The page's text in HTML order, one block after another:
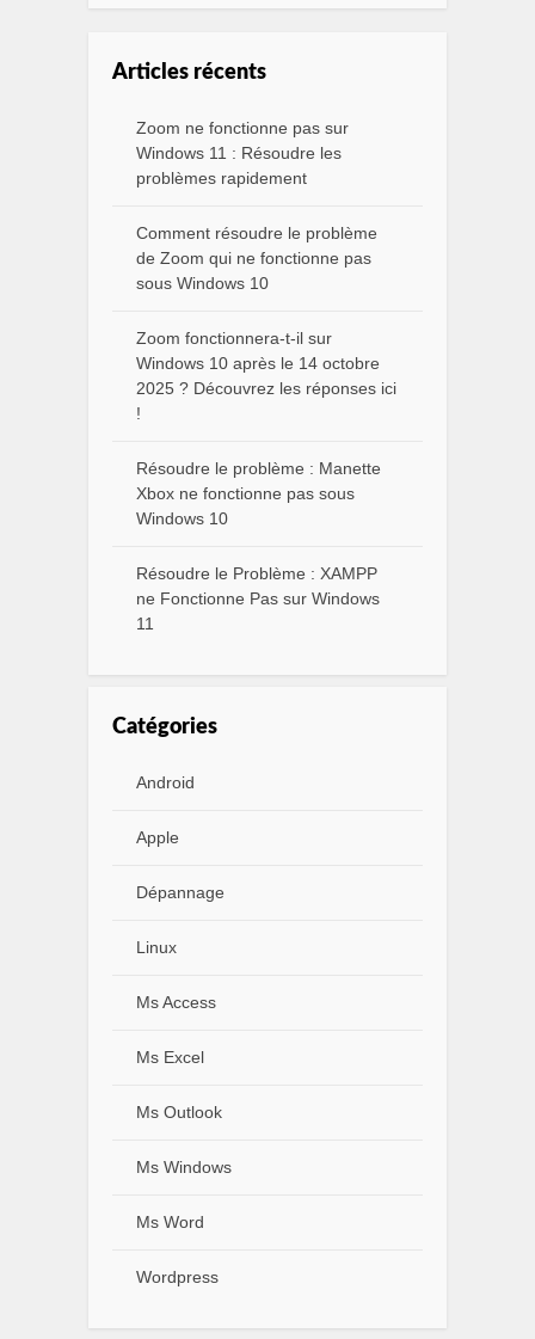
Articles récents
Zoom ne fonctionne pas sur
Windows 11 : Résoudre les
problèmes rapidement
Comment résoudre le problème
de Zoom qui ne fonctionne pas
sous Windows 10
Zoom fonctionnera-t-il sur
Windows 10 après le 14 octobre
2025 ? Découvrez les réponses ici
!
Résoudre le problème : Manette
Xbox ne fonctionne pas sous
Windows 10
Résoudre le Problème : XAMPP
ne Fonctionne Pas sur Windows
11
Catégories
Android
Apple
Dépannage
Linux
Ms Access
Ms Excel
Ms Outlook
Ms Windows
Ms Word
Wordpress